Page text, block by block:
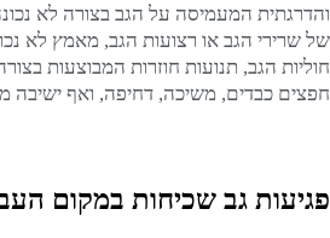
והדרגתית המעמיסה על הגב בצורה לא
של שרירי הגב או רצועות הגב, מאמץ לא
חוליות הגב, תנועות חוזרות המבוצעות
חפצים כבדים, משיכה, דחיפה, ואף ישיבה
פגיעות גב שכיחות במקום